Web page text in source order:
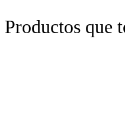
Productos que